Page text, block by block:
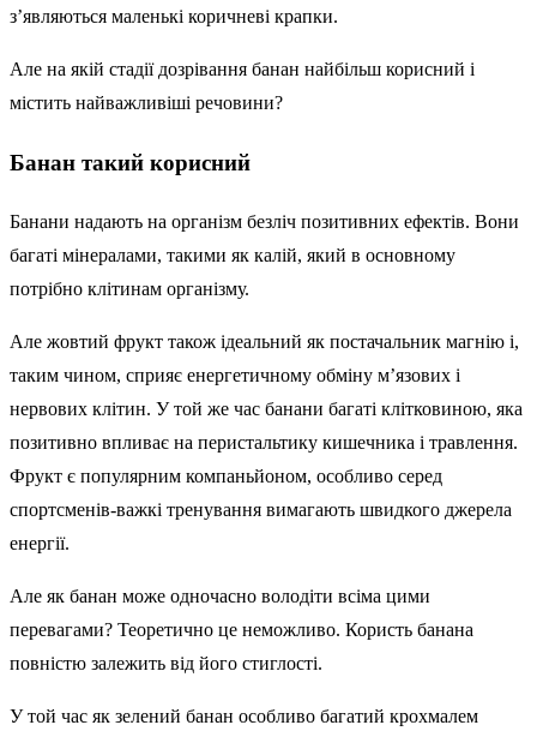
з’являються маленькі коричневі крапки.
Але на якій стадії дозрівання банан найбільш корисний і
містить найважливіші речовини?
Банан такий корисний
Банани надають на організм безліч позитивних ефектів. Вони
багаті мінералами, такими як калій, який в основному
потрібно клітинам організму.
Але жовтий фрукт також ідеальний як постачальник магнію і,
таким чином, сприяє енергетичному обміну м’язових і
нервових клітин. У той же час банани багаті клітковиною, яка
позитивно впливає на перистальтику кишечника і травлення.
Фрукт є популярним компаньйоном, особливо серед
спортсменів-важкі тренування вимагають швидкого джерела
енергії.
Але як банан може одночасно володіти всіма цими
перевагами? Теоретично це неможливо. Користь банана
повністю залежить від його стиглості.
У той час як зелений банан особливо багатий крохмалем